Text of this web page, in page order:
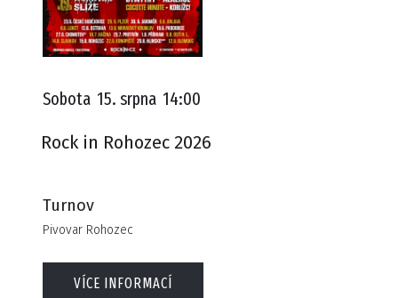
Sobota 15. srpna 14:00
Rock in Rohozec 2026
Turnov
Pivovar Rohozec
VÍCE INFORMACÍ